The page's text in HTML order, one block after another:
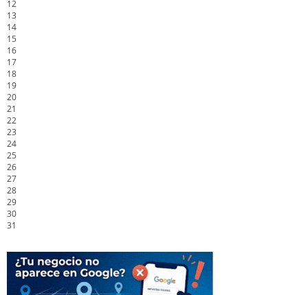
12
13
14
15
16
17
18
19
20
21
22
23
24
25
26
27
28
29
30
31